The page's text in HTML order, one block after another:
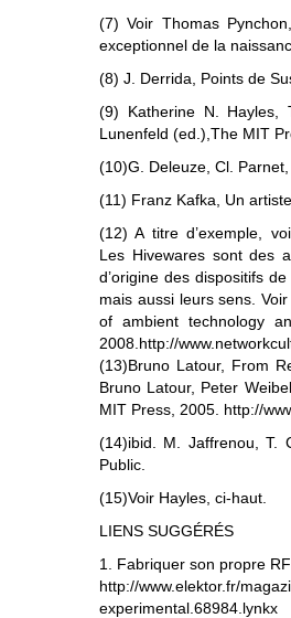
(7) Voir Thomas
exceptionnel de la
(8) J. Derrida, Points de
(9) Katherine N. Hayles,
Lunenfeld (ed.),The MIT
(10)G. Deleuze, Cl.
(11) Franz Kafka, Un
(12) A titre d’exemple,
Les Hivewares sont des
d’origine des dispositifs
mais aussi leurs sens.
of ambient technology
2008.http://
(13)Bruno Latour, From
Bruno Latour, Peter
MIT Press, 2005. http://
(14)ibid. M. Jaffrenou, T.
Public.
(15)Voir Hayles, ci-haut.
LIENS SUGGÉRÉS
1. Fabriquer son propre
http://www.elektor.fr/
experimental.68984.lynkx